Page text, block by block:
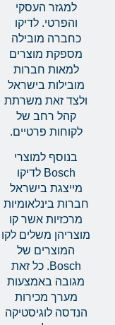
למגזר העסקי
והפרטי. לדיקו
כחברה מובילה
מספקת מוצרים
למאות חברות
מובילות בישראל
ולצד זאת משרתת
קהל רחב של
לקוחות פרטיים.
בנוסף למוצרי
Bosch לדיקו
מייצגת בישראל
חברות בינלאומיות
מרכזיות אשר קו
מוצריהן משלים לקו
המוצרים של
Bosch. כל זאת
מגובה באמצעות
מערך מכירות
הנדסה לוגיסטיקה